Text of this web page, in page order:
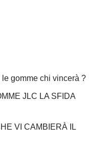
gomme chi vincerà ?
JLC LA SFIDA
VI CAMBIERÀ IL